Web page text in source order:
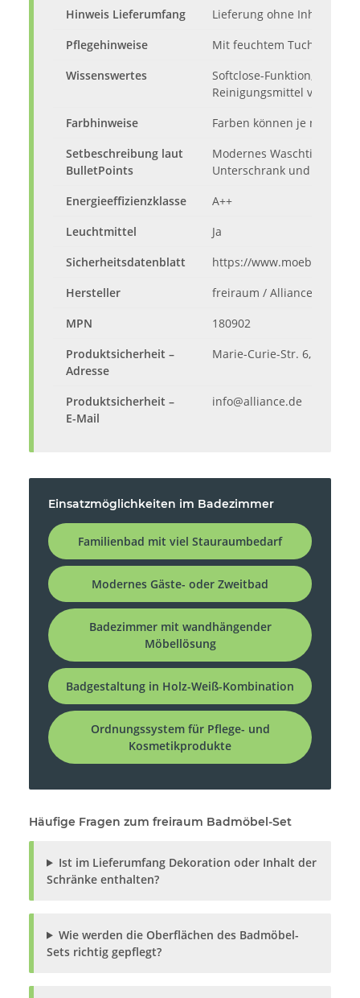
Hinweis Lieferumfang
Lieferung ohne Inhalt und
Pflegehinweise
Mit feuchtem Tuch
Wissenswertes
Softclose-Funktion;
Reinigungsmittel
Farbhinweise
Farben können je nach
Setbeschreibung laut
BulletPoints
Modernes Waschtisch-Set
Unterschrank und
Energieeffizienzklasse
A++
Leuchtmittel
Ja
Sicherheitsdatenblatt
https://
Hersteller
freiraum / Alliance Möbel
MPN
180902
Produktsicherheit –
Adresse
Marie-Curie-Str. 6, 53359
Produktsicherheit –
E-Mail
info@alliance.de
Einsatzmöglichkeiten im Badezimmer
Familienbad mit viel Stauraumbedarf
Modernes Gäste- oder Zweitbad
Badezimmer mit wandhängender
Möbellösung
Badgestaltung in Holz-Weiß-Kombination
Ordnungssystem für Pflege- und
Kosmetikprodukte
Häufige Fragen zum freiraum Badmöbel-Set
Ist im Lieferumfang Dekoration oder Inhalt der
Schränke enthalten?
Wie werden die Oberflächen des Badmöbel-
Sets richtig gepflegt?